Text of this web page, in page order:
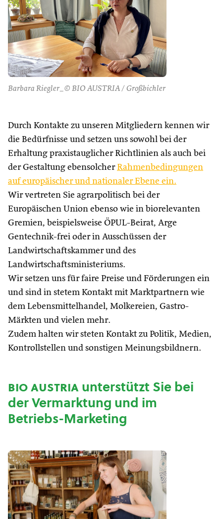
Barbara Riegler_© BIO AUSTRIA / Großbichler
Durch Kontakte zu unseren Mitgliedern kennen wir
die Bedürfnisse und setzen uns sowohl bei der
Erhaltung praxistauglicher Richtlinien als auch bei
der Gestaltung ebensolcher Rahmenbedingungen
auf europäischer und nationaler Ebene ein.
Wir vertreten Sie agrarpolitisch bei der
Europäischen Union ebenso wie in biorelevanten
Gremien, beispielsweise ÖPUL-Beirat, Arge
Gentechnik-frei oder in Ausschüssen der
Landwirtschaftskammer und des
Landwirtschaftsministeriums.
Wir setzen uns für faire Preise und Förderungen ein
und sind in stetem Kontakt mit Marktpartnern wie
dem Lebensmittelhandel, Molkereien, Gastro-
Märkten und vielen mehr.
Zudem halten wir steten Kontakt zu Politik, Medien,
Kontrollstellen und sonstigen Meinungsbildnern.
bio austriaunterstützt Sie bei
der Vermarktung und im
Betriebs-Marketing